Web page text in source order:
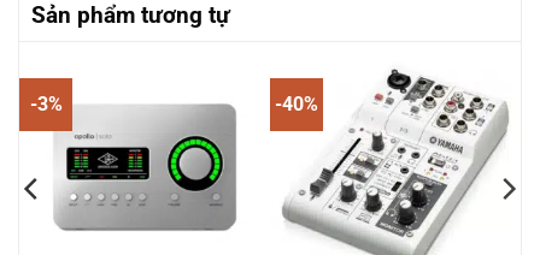
Sản phẩm tương tự
-3% -40%